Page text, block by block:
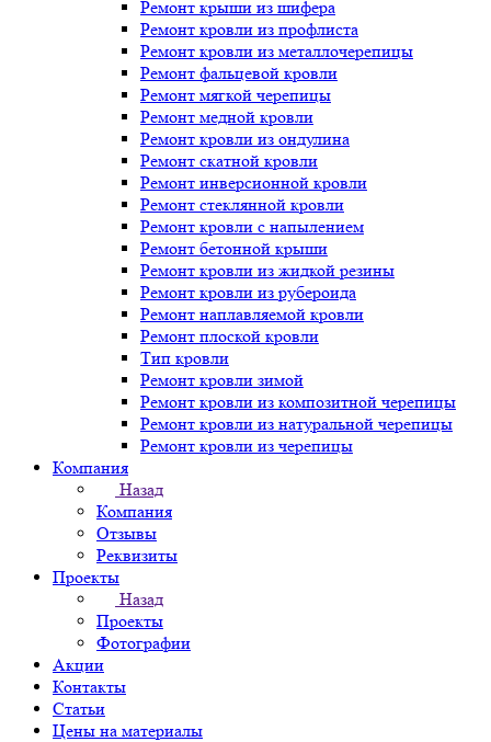
Ремонт крыши из шифера
Ремонт кровли из профлиста
Ремонт кровли из металлочерепицы
Ремонт фальцевой кровли
Ремонт мягкой черепицы
Ремонт медной кровли
Ремонт кровли из ондулина
Ремонт скатной кровли
Ремонт инверсионной кровли
Ремонт стеклянной кровли
Ремонт кровли с напылением
Ремонт бетонной крыши
Ремонт кровли из жидкой резины
Ремонт кровли из рубероида
Ремонт наплавляемой кровли
Ремонт плоской кровли
Тип кровли
Ремонт кровли зимой
Ремонт кровли из композитной черепицы
Ремонт кровли из натуральной черепицы
Ремонт кровли из черепицы
Компания
Назад
Компания
Отзывы
Реквизиты
Проекты
Назад
Проекты
Фотографии
Акции
Контакты
Статьи
Цены на материалы